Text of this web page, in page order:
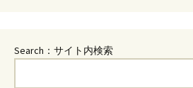
Search：サイト内検索